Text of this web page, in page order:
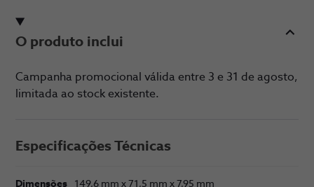
O produto inclui
Campanha promocional válida entre 3 e 31 de agosto,
limitada ao stock existente.
Especificações Técnicas
Dimensões 149,6 mm x 71,5 mm x 7,95 mm